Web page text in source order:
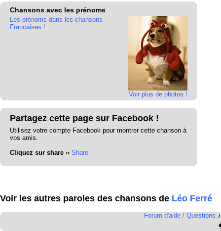
Chansons avec les prénoms
Voir plus de photos !
Les prénoms dans les chansons
Francaises !
Partagez cette page sur Facebook !
Utilisez votre compte Facebook pour montrer cette chanson à
vos amis.
Cliquez sur share ›› Share
Voir les autres paroles des chansons de Léo Ferré
Forum d'aide / Questions